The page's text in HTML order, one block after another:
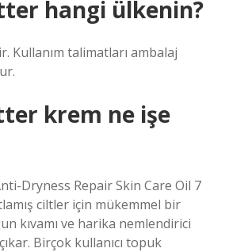
hangi ülkenin?
Kullanım talimatları ambalaj
krem ne işe
Dryness Repair Skin Care Oil 7
ciltler için mükemmel bir
kıvamı ve harika nemlendirici
Birçok kullanıcı topuk